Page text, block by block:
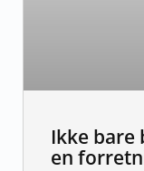
Ikke bare
en